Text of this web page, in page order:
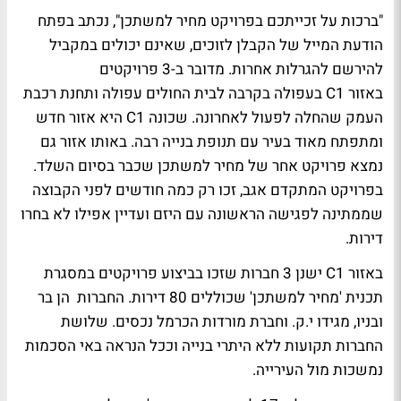
"ברכות על זכייתכם בפרויקט מחיר למשתכן", נכתב בפתח
הודעת המייל של הקבלן לזוכים, שאינם יכולים במקביל
להירשם להגרלות אחרות. מדובר ב-3 פרויקטים
באזור C1 בעפולה בקרבה לבית החולים עפולה ותחנת רכבת
העמק שהחלה לפעול לאחרונה. שכונה C1 היא אזור חדש
ומתפתח מאוד בעיר עם תנופת בנייה רבה. באותו אזור גם
נמצא פרויקט אחר של מחיר למשתכן שכבר בסיום השלד.
בפרויקט המתקדם אגב, זכו רק כמה חודשים לפני הקבוצה
שממתינה לפגישה הראשונה עם היזם ועדיין אפילו לא בחרו
דירות.
באזור C1 ישנן 3 חברות שזכו בביצוע פרויקטים במסגרת
תכנית 'מחיר למשתכן' שכוללים 80 דירות. החברות הן בר
ובניו, מגידו י.ק. וחברת מורדות הכרמל נכסים. שלושת
החברות תקועות ללא היתרי בנייה וככל הנראה באי הסכמות
נמשכות מול העירייה.